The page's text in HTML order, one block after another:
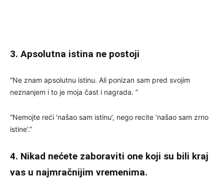
3. Apsolutna istina ne postoji
“Ne znam apsolutnu istinu. Ali ponizan sam pred svojim
neznanjem i to je moja čast i nagrada. ”
“Nemojte reći ‘našao sam istinu’, nego recite ‘našao sam zrno
istine’.”
4. Nikad nećete zaboraviti one koji su bili kraj
vas u najmračnijim vremenima.